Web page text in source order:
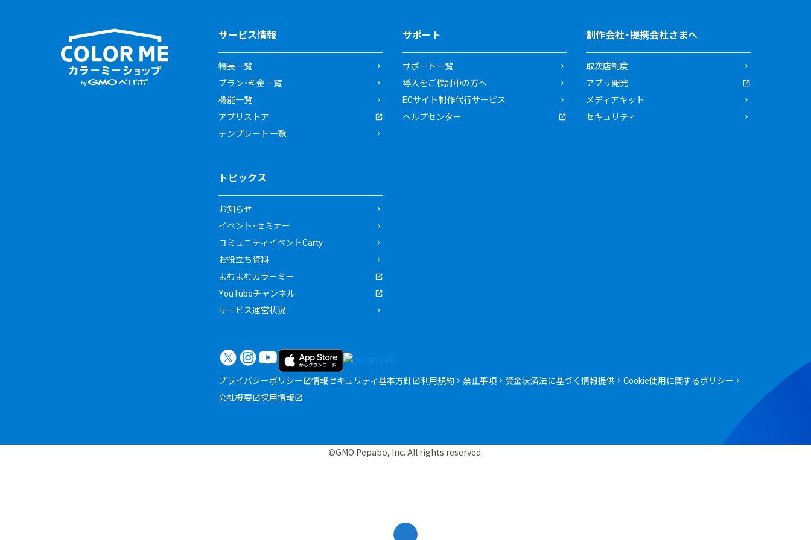
サービス情報
特長一覧
プラン・料金一覧
機能一覧
アプリストア
テンプレート一覧
サポート
サポート一覧
導入をご検討中の方へ
ECサイト制作代行サービス
ヘルプセンター
制作会社・提携会社さまへ
取次店制度
アプリ開発
メディアキット
セキュリティ
トピックス
お知らせ
イベント・セミナー
コミュニティイベントCarty
お役立ち資料
よむよむカラーミー
YouTubeチャンネル
サービス運営状況
プライバシーポリシー 情報セキュリティ基本方針 利用規約 禁止事項 資金決済法に基づく情報提供
Cookie使用に関するポリシー
会社概要
採用情報
©GMO Pepabo, Inc. All rights reserved.